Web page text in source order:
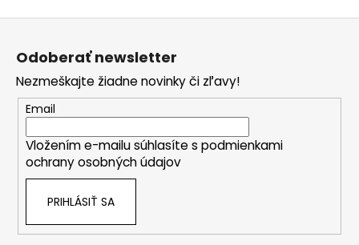
Z
Odoberať newsletter
Nezmeškajte žiadne novinky či zľavy!
Email
Vložením e-mailu súhlasíte s podmienkami
ochrany osobných údajov
PRIHLÁSIŤ SA